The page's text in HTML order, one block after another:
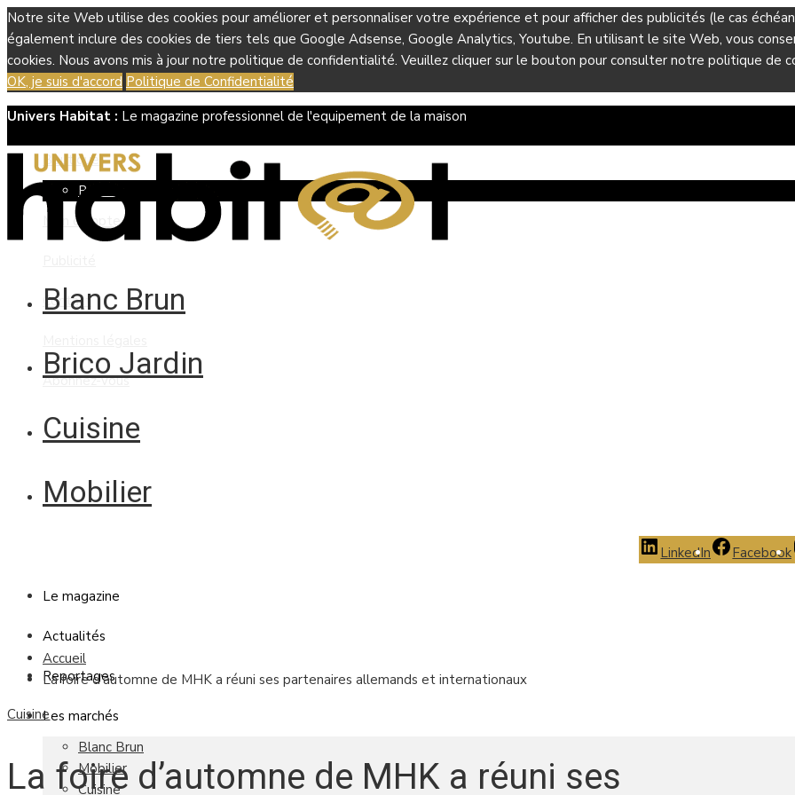
Notre site Web utilise des cookies pour améliorer et personnaliser votre expérience et pour afficher des publicités (le cas
également inclure des cookies de tiers tels que Google Adsense, Google Analytics, Youtube. En utilisant le site Web, vous
cookies. Nous avons mis à jour notre politique de confidentialité. Veuillez cliquer sur le bouton pour consulter notre politique de
OK, je suis d'accord Politique de Confidentialité
Univers Habitat : Le magazine professionnel de l'equipement de la maison
Boutique
Panier
Mon compte
Contact
Abonnez-vous
Blanc Brun
Brico Jardin
Cuisine
Mobilier
LinkedIn Facebook
Le magazine
Actualités
Reportages
Les marchés
Blanc Brun
Mobilier
Cuisine
Accueil
La foire d’automne de MHK a réuni ses partenaires allemands et internationaux
Cuisine
La foire d’automne de MHK a réuni ses